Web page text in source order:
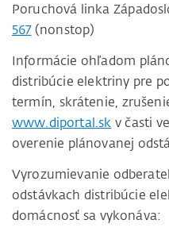
Poruchová linka
567 (nonstop)
Informácie ohľadom
distribúcie elektriny pre
termín, skrátenie,
www.diportal.sk v časti
overenie plánovanej
Vyrozumievanie
odstávkach distribúcie
domácnosť sa vykonáva: